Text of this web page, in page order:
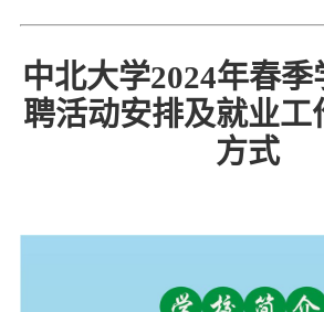
中北大学2024年春
聘活动安排及就业工
方式